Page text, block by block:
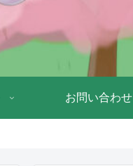
お問い合わせ